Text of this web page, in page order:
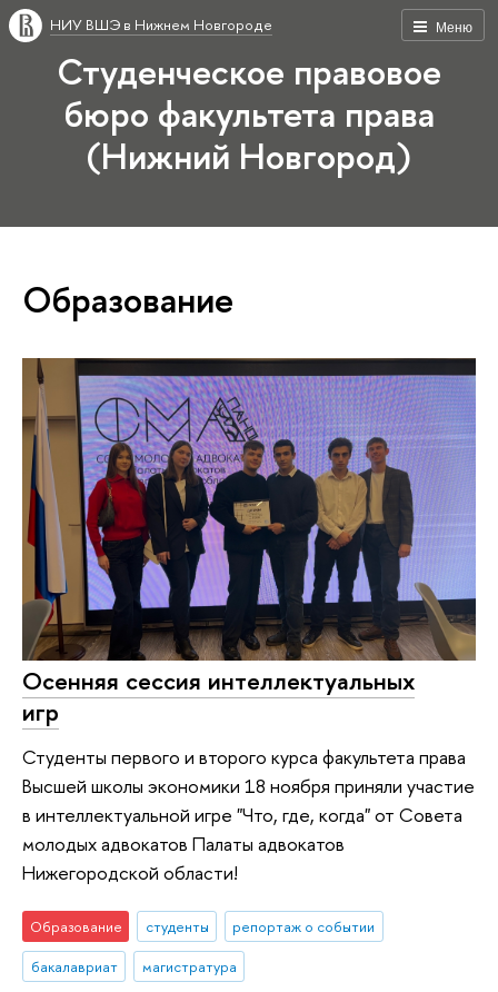
Меню
НИУ ВШЭ в Нижнем Новгороде
Студенческое правовое
бюро факультета права
(Нижний Новгород)
Образование
Осенняя сессия интеллектуальных
игр
Студенты первого и второго курса факультета права
Высшей школы экономики 18 ноября приняли участие
в интеллектуальной игре "Что, где, когда" от Совета
молодых адвокатов Палаты адвокатов
Нижегородской области!
Образование студенты
репортаж о событии
бакалавриат
магистратура